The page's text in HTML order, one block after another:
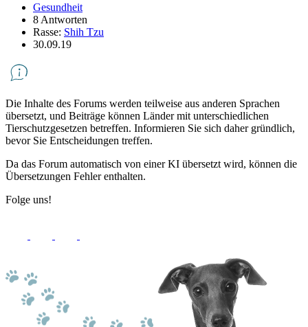
Gesundheit
8 Antworten
Rasse: Shih Tzu
30.09.19
Die Inhalte des Forums werden teilweise aus anderen Sprachen
übersetzt, und Beiträge können Länder mit unterschiedlichen
Tierschutzgesetzen betreffen. Informieren Sie sich daher gründlich,
bevor Sie Entscheidungen treffen.
Da das Forum automatisch von einer KI übersetzt wird, können die
Übersetzungen Fehler enthalten.
Folge uns!